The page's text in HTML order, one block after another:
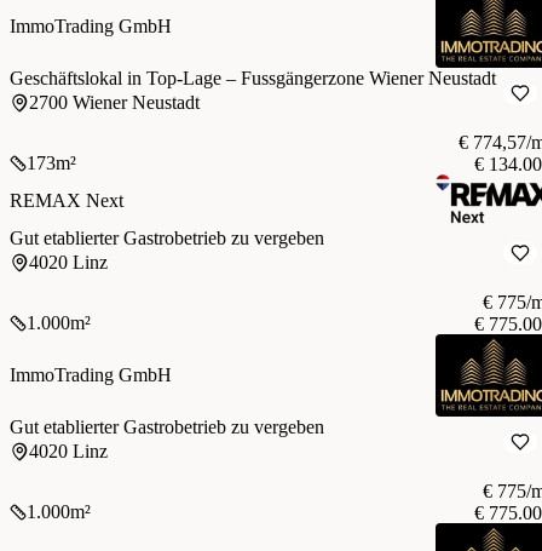
ImmoTrading GmbH
Geschäftslokal in Top-Lage – Fussgängerzone Wiener Neustadt
2700 Wiener Neustadt
173m²
€ 774,57/
€
REMAX Next
Gut etablierter Gastrobetrieb zu vergeben
4020 Linz
1.000m²
€ 775/
€
ImmoTrading GmbH
Gut etablierter Gastrobetrieb zu vergeben
4020 Linz
1.000m²
€ 775/
€